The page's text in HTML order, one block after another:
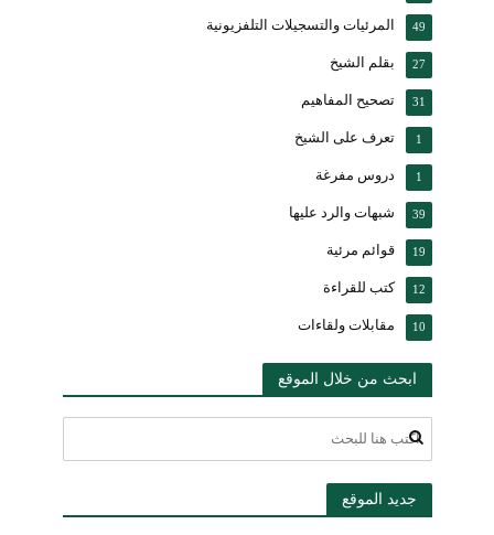
المرئيات والتسجيلات التلفزيونية 49
بقلم الشيخ 27
تصحيح المفاهيم 31
تعرف على الشيخ 1
دروس مفرغة 1
شبهات والرد عليها 39
قوائم مرئية 19
كتب للقراءة 12
مقابلات ولقاءات 10
ابحث من خلال الموقع
جديد الموقع